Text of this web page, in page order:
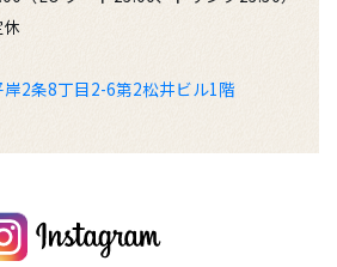
2条8丁目2-6第2松井ビル1階